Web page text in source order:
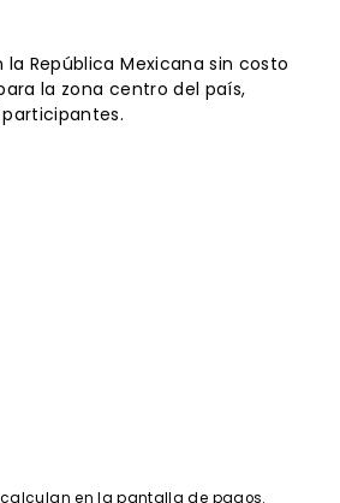
la República Mexicana sin costo
la zona centro del país,
en la pantalla de pagos.